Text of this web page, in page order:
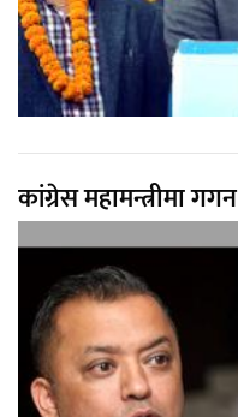
कांग्रेस महामन्त्रीमा